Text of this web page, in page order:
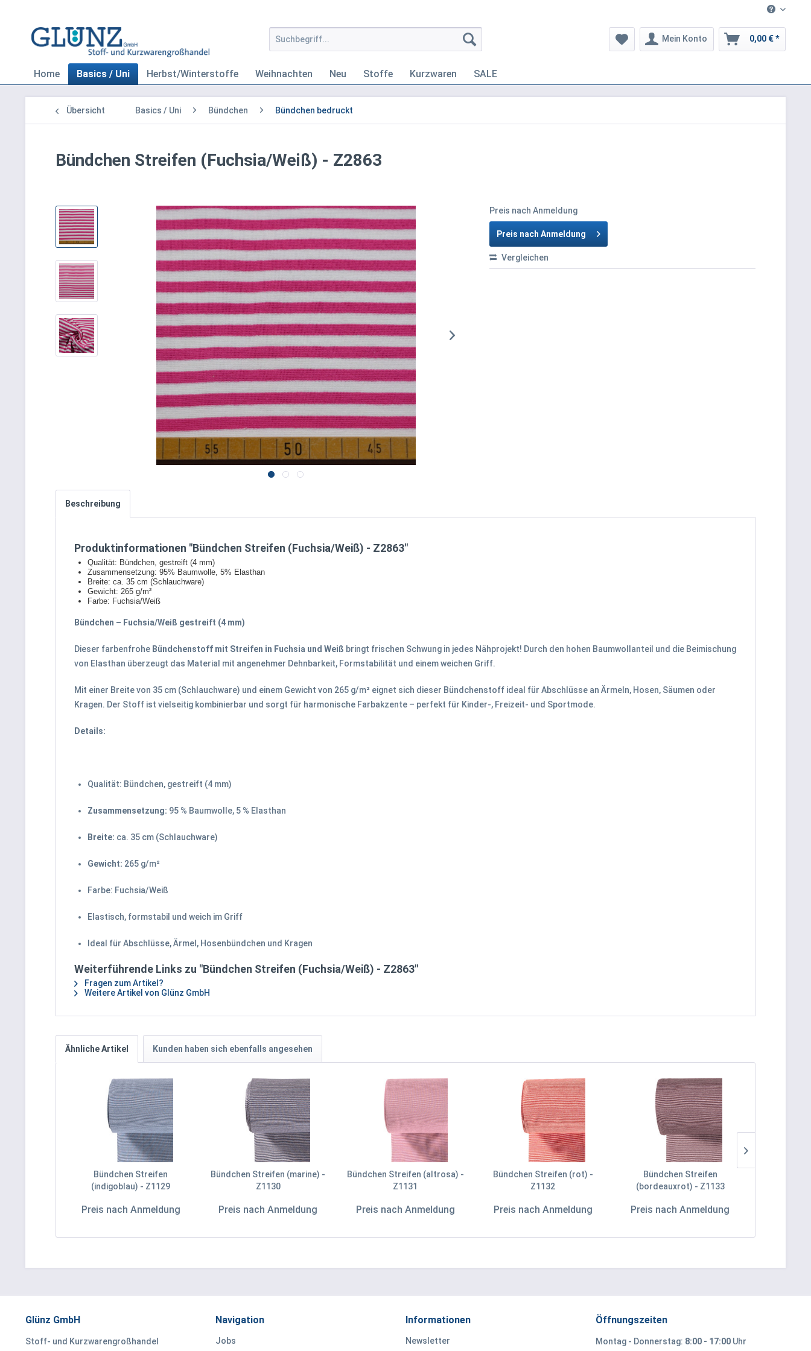
Mein Konto 0,00 € *
Home Basics / Uni Herbst/Winterstoffe Weihnachten Neu Stoffe Kurzwaren SALE
Übersicht Basics / Uni Bündchen Bündchen bedruckt
Bündchen Streifen (Fuchsia/Weiß) - Z2863
Preis nach Anmeldung
Preis nach Anmeldung
Vergleichen
Beschreibung
Produktinformationen "Bündchen Streifen (Fuchsia/Weiß) - Z2863"
Qualität: Bündchen, gestreift (4 mm)
Zusammensetzung: 95% Baumwolle, 5% Elasthan
Breite: ca. 35 cm (Schlauchware)
Gewicht: 265 g/m²
Farbe: Fuchsia/Weiß
Bündchen – Fuchsia/Weiß gestreift (4 mm)
Dieser farbenfrohe Bündchenstoff mit Streifen in Fuchsia und Weiß bringt frischen Schwung in jedes Nähprojekt! Durch den hohen Baumwollanteil und die Beimischung
von Elasthan überzeugt das Material mit angenehmer Dehnbarkeit, Formstabilität und einem weichen Griff.
Mit einer Breite von 35 cm (Schlauchware) und einem Gewicht von 265 g/m² eignet sich dieser Bündchenstoff ideal für Abschlüsse an Ärmeln, Hosen, Säumen oder
Kragen. Der Stoff ist vielseitig kombinierbar und sorgt für harmonische Farbakzente – perfekt für Kinder-, Freizeit- und Sportmode.
Details:
Qualität: Bündchen, gestreift (4 mm)
Zusammensetzung: 95 % Baumwolle, 5 % Elasthan
Breite: ca. 35 cm (Schlauchware)
Gewicht: 265 g/m²
Farbe: Fuchsia/Weiß
Elastisch, formstabil und weich im Griff
Ideal für Abschlüsse, Ärmel, Hosenbündchen und Kragen
Weiterführende Links zu "Bündchen Streifen (Fuchsia/Weiß) - Z2863"
Fragen zum Artikel?
Weitere Artikel von Glünz GmbH
Ähnliche Artikel Kunden haben sich ebenfalls angesehen
Bündchen Streifen
(indigoblau) - Z1129
Preis nach Anmeldung
Bündchen Streifen (marine) -
Z1130
Preis nach Anmeldung
Bündchen Streifen (altrosa) -
Z1131
Preis nach Anmeldung
Bündchen Streifen (rot) -
Z1132
Preis nach Anmeldung
Bündchen Streifen
(bordeauxrot) - Z1133
Preis nach Anmeldung
Glünz GmbH
Stoff- und Kurzwarengroßhandel
Navigation
Jobs
Informationen
Newsletter
Öffnungszeiten
Montag - Donnerstag: 8:00 - 17:00 Uhr